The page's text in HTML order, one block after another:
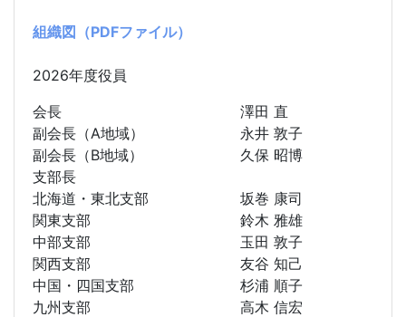
組織図（PDFファイル）
2026年度役員
会長
澤田 直
副会長（A地域）
永井 敦子
副会長（B地域）
久保 昭博
支部長
北海道・東北支部
坂巻 康司
関東支部
鈴木 雅雄
中部支部
玉田 敦子
関西支部
友谷 知己
中国・四国支部
杉浦 順子
九州支部
高木 信宏